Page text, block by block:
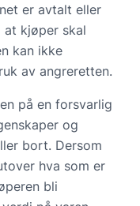
er avtalt eller
at kjøper skal
kan ikke
av angreretten.
på en forsvarlig
og
bort. Dersom
hva som er
bli